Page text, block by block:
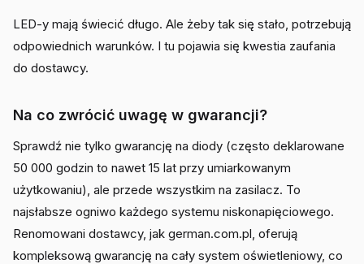
LED-y mają świecić długo. Ale żeby tak się stało, potrzebują
odpowiednich warunków. I tu pojawia się kwestia zaufania
do dostawcy.
Na co zwrócić uwagę w gwarancji?
Sprawdź nie tylko gwarancję na diody (często deklarowane
50 000 godzin to nawet 15 lat przy umiarkowanym
użytkowaniu), ale przede wszystkim na zasilacz. To
najsłabsze ogniwo każdego systemu niskonapięciowego.
Renomowani dostawcy, jak german.com.pl, oferują
kompleksową gwarancję na cały system oświetleniowy, co